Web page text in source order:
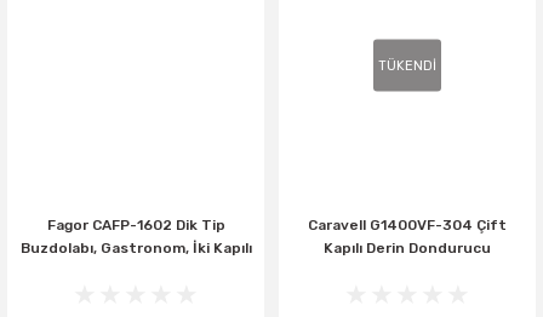
Fagor CAFP-1602 Dik Tip
Buzdolabı, Gastronom, İki Kapılı
TÜKENDİ
Caravell G1400VF-304 Çift
Kapılı Derin Dondurucu